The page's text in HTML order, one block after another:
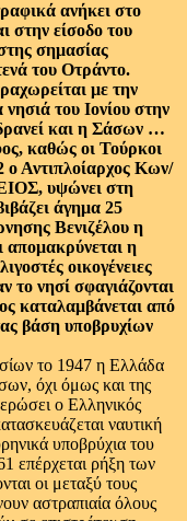
ανήκει στο
στην είσοδο του
σημασίας
του Οτράντο.
με την
του Ιονίου στην
και η Σάσων …
καθώς οι Τούρκοι
ο Αντιπλοίαρχος Kων/
υψώνει στη
άγημα 25
Βενιζέλου η
απομακρύνεται η
οικογένειες
νησί σφαγιάζονται
καταλαμβάνεται από
βάση υποβρυχίων
το 1947 η Ελλάδα
όχι όμως και της
ο Ελληνικός
ναυτική
υποβρύχια του
επέρχεται ρήξη των
οι μεταξύ τους
αστραπιαία όλους